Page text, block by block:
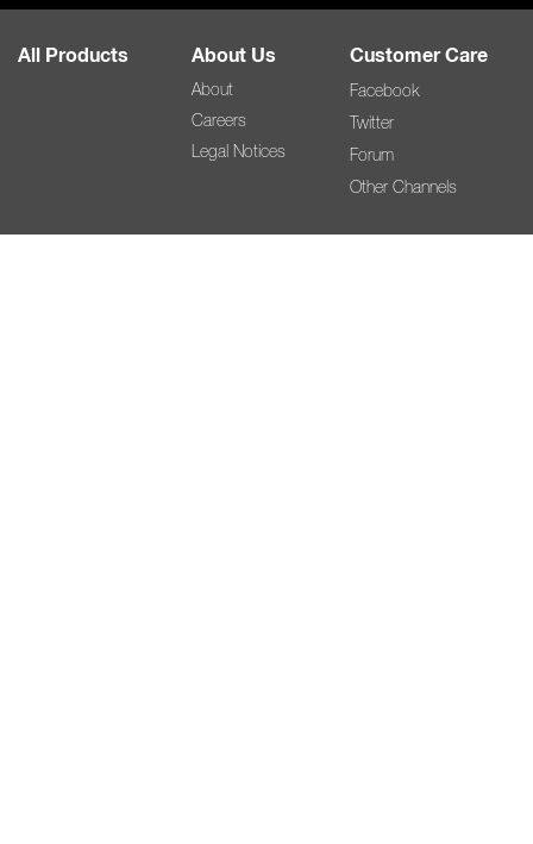
All Products About Us
About
Careers
Legal Notices
Customer Care
Facebook
Twitter
Forum
Other Channels